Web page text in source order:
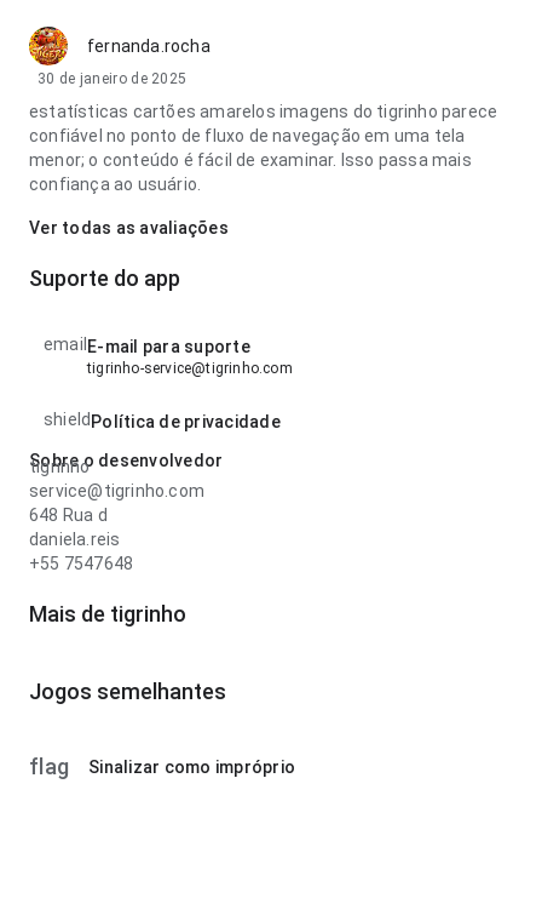
fernanda.rocha
30 de janeiro de 2025
estatísticas cartões amarelos imagens do tigrinho parece
confiável no ponto de fluxo de navegação em uma tela
menor; o conteúdo é fácil de examinar. Isso passa mais
confiança ao usuário.
Ver todas as avaliações
Suporte do app
email E-mail para suporte
tigrinho-service@tigrinho.com
shield Política de privacidade
Sobre o desenvolvedor
tigrinho
service@tigrinho.com
648 Rua d
daniela.reis
+55 7547648
Mais de tigrinho
Jogos semelhantes
flag Sinalizar como impróprio